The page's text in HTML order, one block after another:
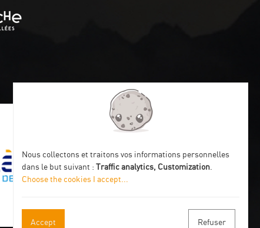
Nous collectons et traitons vos informations personnelles
dans le but suivant : Traffic analytics, Customization
Choose the cookies I accept
Accept Refuser